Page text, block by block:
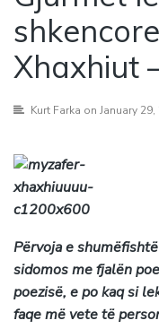
Xhaxhiut
Kurt Farka on January 29,
Përvoja e
sidomos me fjalën
poezisë, e po kaq si
faqe më vete të